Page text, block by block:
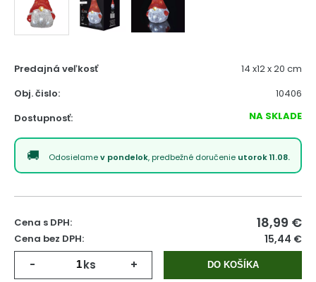
Predajná veľkosť
14 x12 x 20 cm
Obj. čislo:
10406
Dostupnosť:
NA SKLADE
Odosielamev pondelok, predbežné doručenie utorok 11.08.
Cena s DPH: 18,99 €
Cena bez DPH: 15,44 €
- ks + DO KOŠÍKA